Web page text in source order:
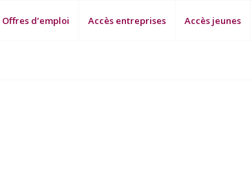
Offres d’emploi Accès entreprises Accès jeunes